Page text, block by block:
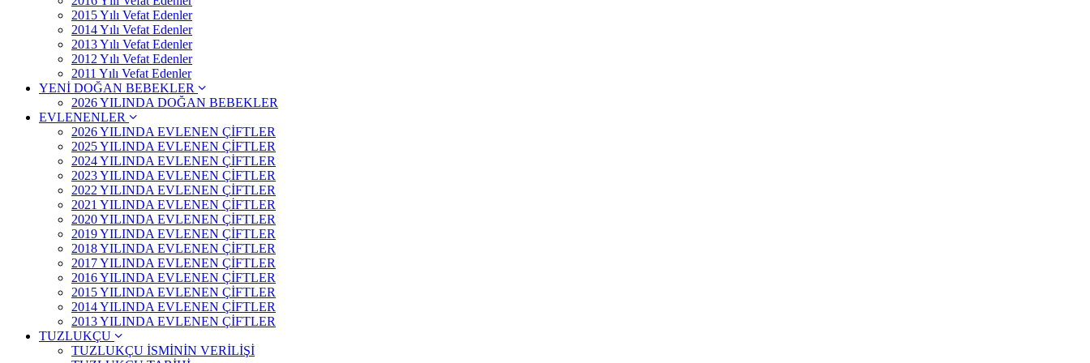
2015 Yılı Vefat Edenler
2014 Yılı Vefat Edenler
2013 Yılı Vefat Edenler
2012 Yılı Vefat Edenler
2011 Yılı Vefat Edenler
YENİ DOĞAN BEBEKLER
2026 YILINDA DOĞAN BEBEKLER
EVLENENLER
2026 YILINDA EVLENEN ÇİFTLER
2025 YILINDA EVLENEN ÇİFTLER
2024 YILINDA EVLENEN ÇİFTLER
2023 YILINDA EVLENEN ÇİFTLER
2022 YILINDA EVLENEN ÇİFTLER
2021 YILINDA EVLENEN ÇİFTLER
2020 YILINDA EVLENEN ÇİFTLER
2019 YILINDA EVLENEN ÇİFTLER
2018 YILINDA EVLENEN ÇİFTLER
2017 YILINDA EVLENEN ÇİFTLER
2016 YILINDA EVLENEN ÇİFTLER
2015 YILINDA EVLENEN ÇİFTLER
2014 YILINDA EVLENEN ÇİFTLER
2013 YILINDA EVLENEN ÇİFTLER
TUZLUKÇU
TUZLUKÇU İSMİNİN VERİLİŞİ